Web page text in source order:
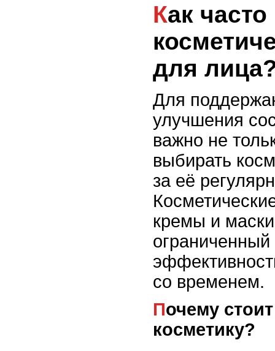
Как часто нужно менять
для
Для
улучшения
важно не
выбирать
за её
кремы и
ограниченный
со временем.
Почему стоит менять
косметику?